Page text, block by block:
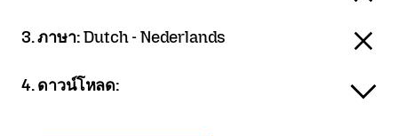
3. ภาษา:Dutch - Nederlands
4. ดาวน์โหลด: